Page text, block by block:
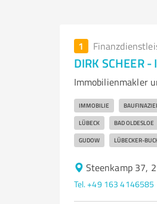
1
DIRK SCHEER
Immobilienmakler
IMMOBILIE
LÜBECK BAD OLDESLOE
GUDOW LÜBECKER-
Steenkamp 37,
Tel. +49 163 4146585